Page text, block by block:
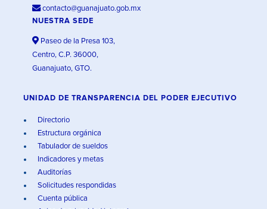
contacto@guanajuato.gob.mx
NUESTRA SEDE
Paseo de la Presa 103,
Centro, C.P. 36000,
Guanajuato, GTO.
UNIDAD DE TRANSPARENCIA DEL PODER EJECUTIVO
Directorio
Estructura orgánica
Tabulador de sueldos
Indicadores y metas
Auditorías
Solicitudes respondidas
Cuenta pública